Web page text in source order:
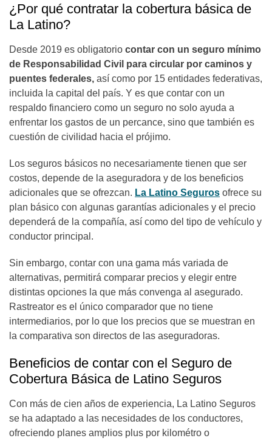
¿Por qué contratar la cobertura básica de
La Latino?
Desde 2019 es obligatorio contar con un seguro mínimo
de Responsabilidad Civil para circular por caminos y
puentes federales, así como por 15 entidades federativas,
incluida la capital del país. Y es que contar con un
respaldo financiero como un seguro no solo ayuda a
enfrentar los gastos de un percance, sino que también es
cuestión de civilidad hacia el prójimo.
Los seguros básicos no necesariamente tienen que ser
costos, depende de la aseguradora y de los beneficios
adicionales que se ofrezcan. La Latino Seguros ofrece su
plan básico con algunas garantías adicionales y el precio
dependerá de la compañía, así como del tipo de vehículo y
conductor principal.
Sin embargo, contar con una gama más variada de
alternativas, permitirá comparar precios y elegir entre
distintas opciones la que más convenga al asegurado.
Rastreator es el único comparador que no tiene
intermediarios, por lo que los precios que se muestran en
la comparativa son directos de las aseguradoras.
Beneficios de contar con el Seguro de
Cobertura Básica de Latino Seguros
Con más de cien años de experiencia, La Latino Seguros
se ha adaptado a las necesidades de los conductores,
ofreciendo planes amplios plus por kilométro o